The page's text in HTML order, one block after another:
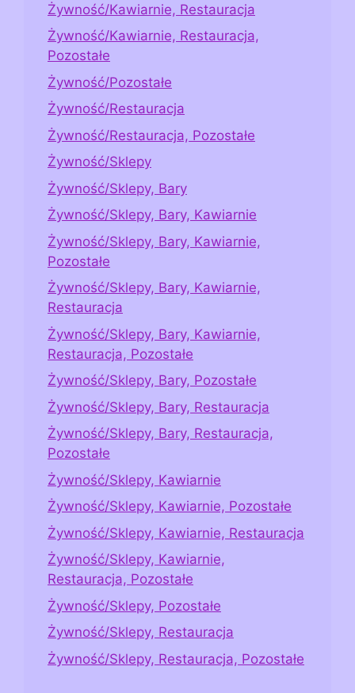
Żywność/Kawiarnie, Restauracja
Żywność/Kawiarnie, Restauracja,
Pozostałe
Żywność/Pozostałe
Żywność/Restauracja
Żywność/Restauracja, Pozostałe
Żywność/Sklepy
Żywność/Sklepy, Bary
Żywność/Sklepy, Bary, Kawiarnie
Żywność/Sklepy, Bary, Kawiarnie,
Pozostałe
Żywność/Sklepy, Bary, Kawiarnie,
Restauracja
Żywność/Sklepy, Bary, Kawiarnie,
Restauracja, Pozostałe
Żywność/Sklepy, Bary, Pozostałe
Żywność/Sklepy, Bary, Restauracja
Żywność/Sklepy, Bary, Restauracja,
Pozostałe
Żywność/Sklepy, Kawiarnie
Żywność/Sklepy, Kawiarnie, Pozostałe
Żywność/Sklepy, Kawiarnie, Restauracja
Żywność/Sklepy, Kawiarnie,
Restauracja, Pozostałe
Żywność/Sklepy, Pozostałe
Żywność/Sklepy, Restauracja
Żywność/Sklepy, Restauracja, Pozostałe